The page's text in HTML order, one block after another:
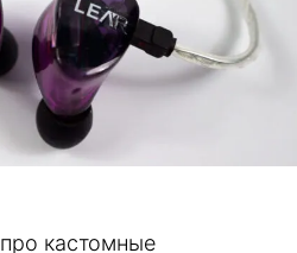
про кастомные